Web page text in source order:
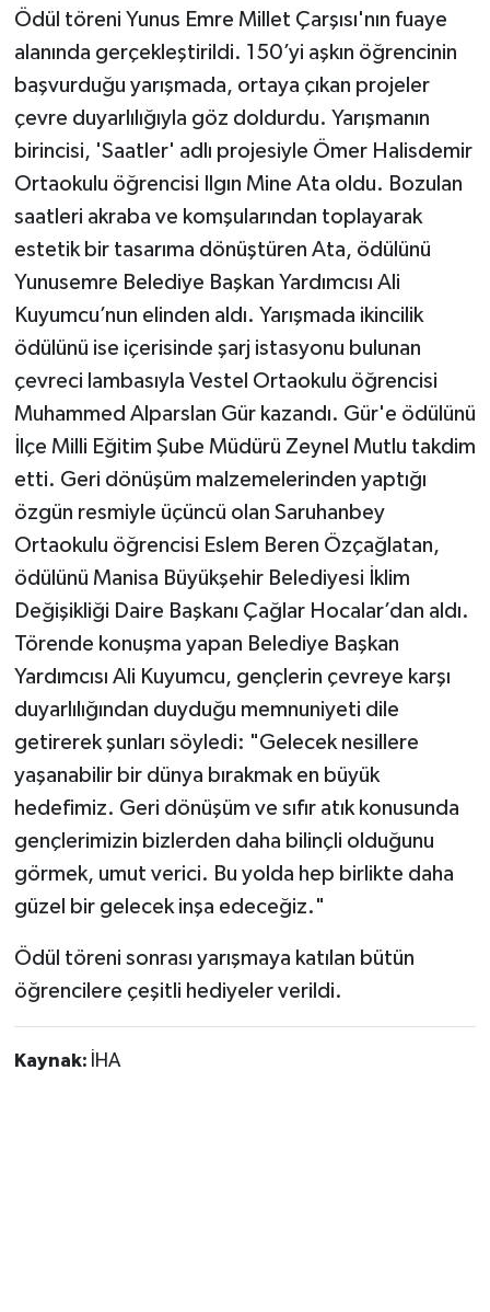
Ödül töreni Yunus Emre Millet Çarşısı'nın fuaye
alanında gerçekleştirildi. 150’yi aşkın öğrencinin
başvurduğu yarışmada, ortaya çıkan projeler
çevre duyarlılığıyla göz doldurdu. Yarışmanın
birincisi, 'Saatler' adlı projesiyle Ömer Halisdemir
Ortaokulu öğrencisi Ilgın Mine Ata oldu. Bozulan
saatleri akraba ve komşularından toplayarak
estetik bir tasarıma dönüştüren Ata, ödülünü
Yunusemre Belediye Başkan Yardımcısı Ali
Kuyumcu’nun elinden aldı. Yarışmada ikincilik
ödülünü ise içerisinde şarj istasyonu bulunan
çevreci lambasıyla Vestel Ortaokulu öğrencisi
Muhammed Alparslan Gür kazandı. Gür'e ödülünü
İlçe Milli Eğitim Şube Müdürü Zeynel Mutlu takdim
etti. Geri dönüşüm malzemelerinden yaptığı
özgün resmiyle üçüncü olan Saruhanbey
Ortaokulu öğrencisi Eslem Beren Özçağlatan,
ödülünü Manisa Büyükşehir Belediyesi İklim
Değişikliği Daire Başkanı Çağlar Hocalar’dan aldı.
Törende konuşma yapan Belediye Başkan
Yardımcısı Ali Kuyumcu, gençlerin çevreye karşı
duyarlılığından duyduğu memnuniyeti dile
getirerek şunları söyledi: "Gelecek nesillere
yaşanabilir bir dünya bırakmak en büyük
hedefimiz. Geri dönüşüm ve sıfır atık konusunda
gençlerimizin bizlerden daha bilinçli olduğunu
görmek, umut verici. Bu yolda hep birlikte daha
güzel bir gelecek inşa edeceğiz."
Ödül töreni sonrası yarışmaya katılan bütün
öğrencilere çeşitli hediyeler verildi.
Kaynak: İHA